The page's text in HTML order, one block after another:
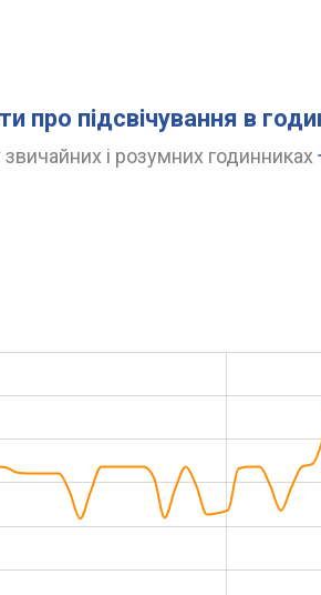
про підсвічування в
і розумних годинниках